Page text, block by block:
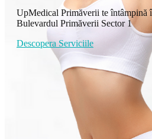
UpMedical Primăverii te întâmpină
Bulevardul Primăverii Sector 1
Descopera Serviciile